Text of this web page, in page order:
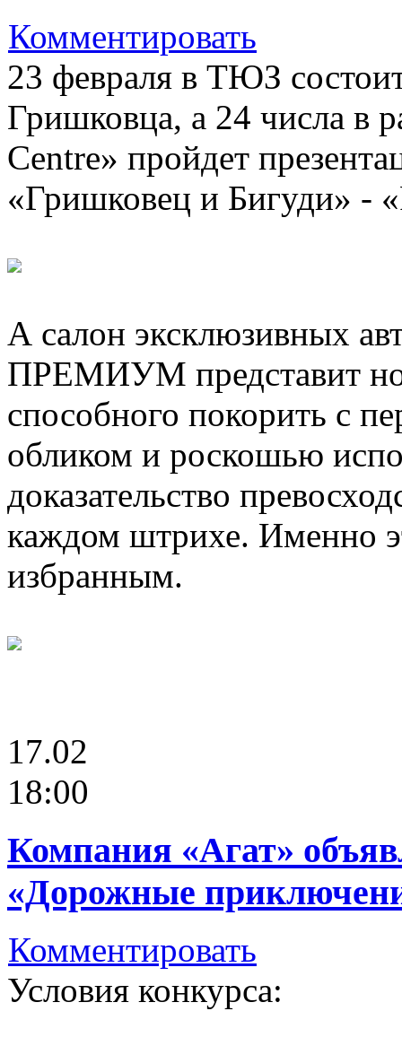
Комментировать
23 февраля в ТЮЗ
Гришковца, а 24 числа в
Centre» пройдет
«Гришковец и Бигуди» -
А салон эксклюзивных
ПРЕМИУМ представит
способного покорить с
обликом и роскошью
доказательство
каждом штрихе. Именно
избранным.
17.02
18:00
Компания «Агат»
«Дорожные
Комментировать
Условия конкурса: